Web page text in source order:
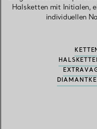
Halsketten mit Initialen,
individuellen